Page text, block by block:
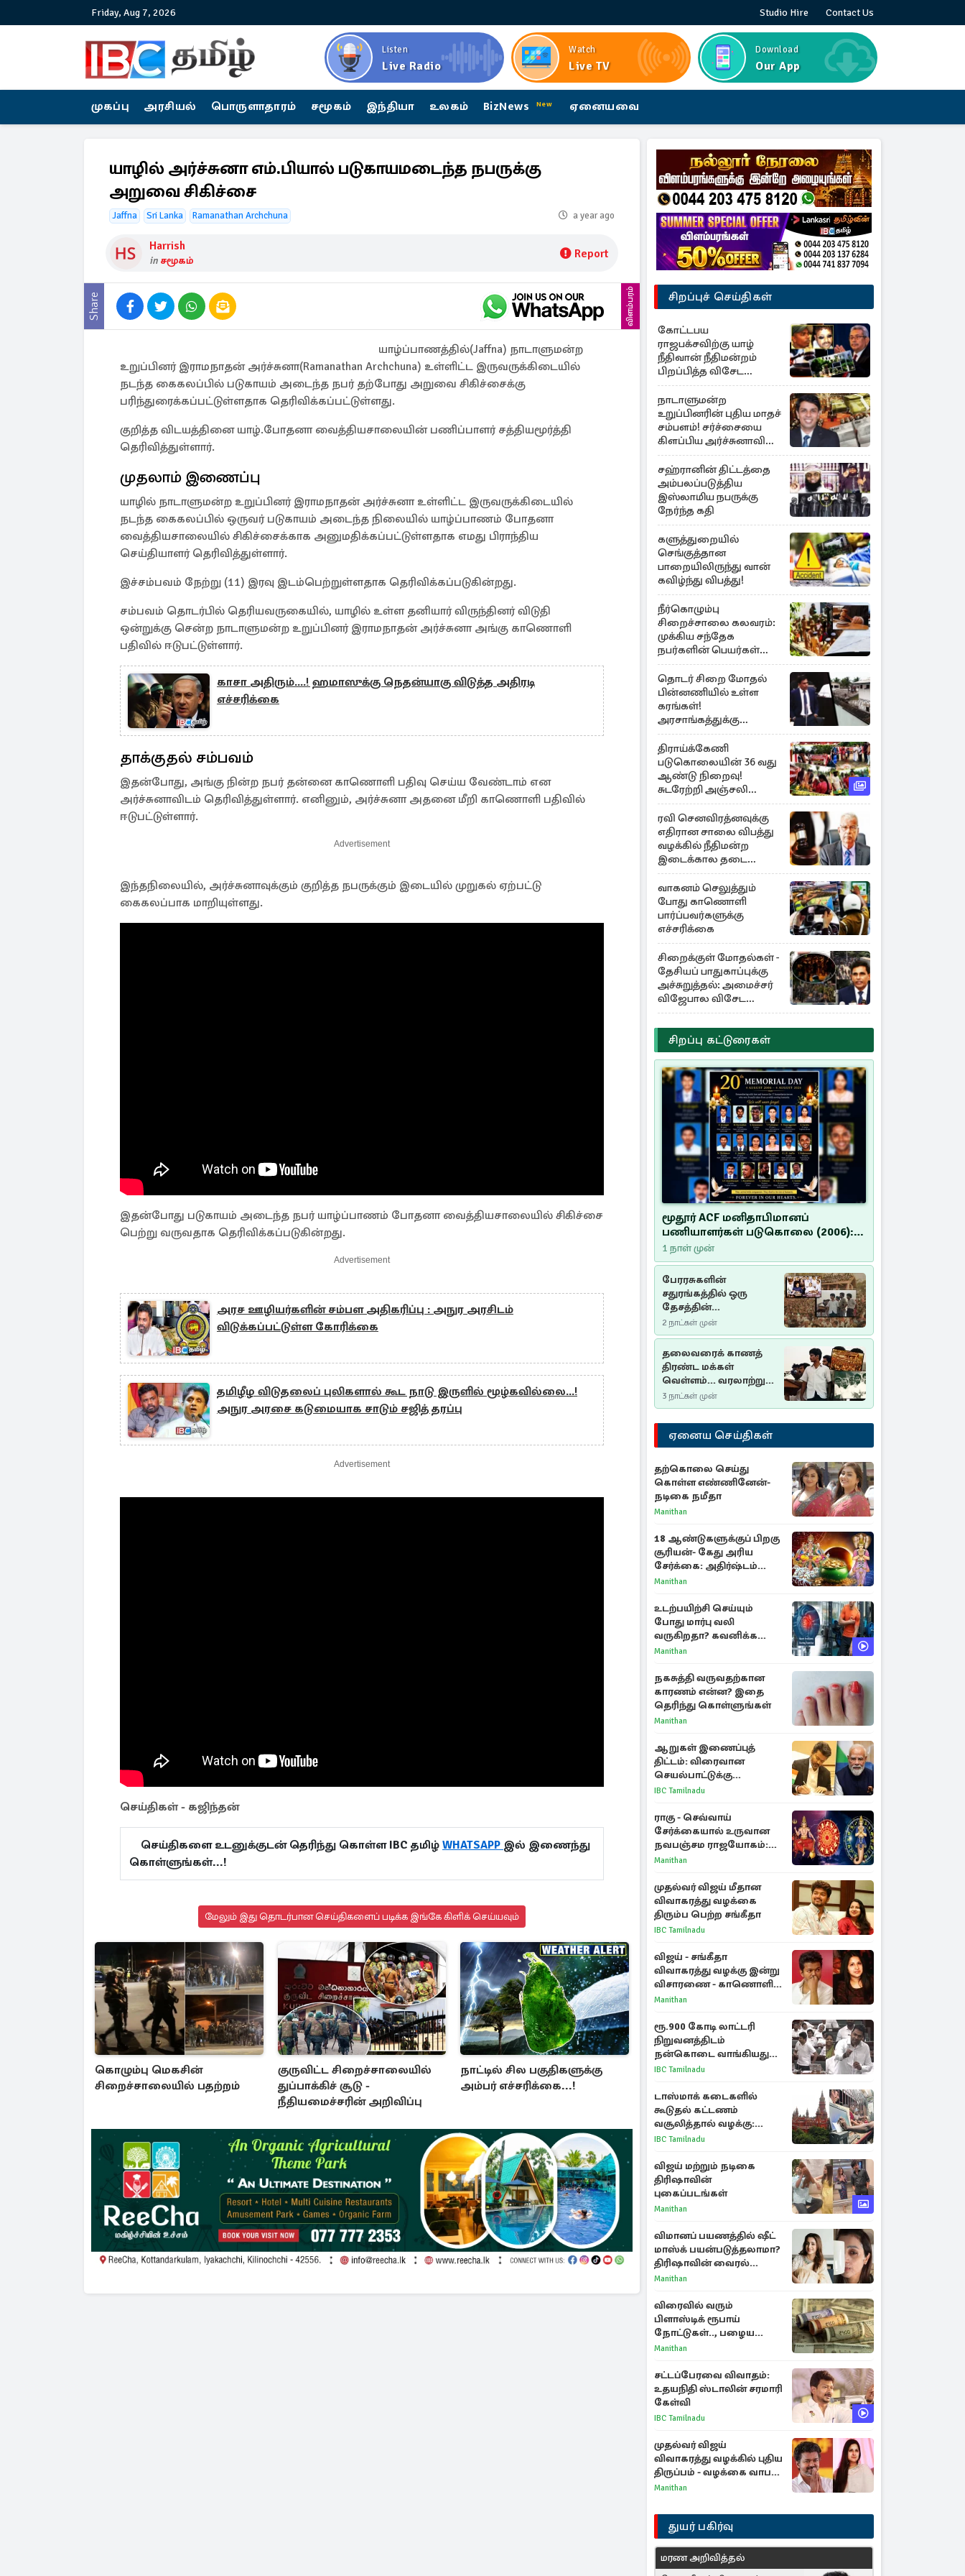
Friday, Aug 7, 2026 Studio Hire Contact Us
Listen
Live Radio
Watch
Live TV
Download
Our App
முகப்பு அரசியல் பொருளாதாரம் சமூகம் இந்தியா உலகம் BizNews New ஏனையவை
யாழில் அர்ச்சுனா எம்.பியால் படுகாயமடைந்த நபருக்கு
அறுவை சிகிச்சை
Jaffna Sri Lanka Ramanathan Archchuna a year ago
Harrish
in சமூகம் Report
Share விளம்பரம்
யாழ்ப்பாணத்தில்(Jaffna) நாடாளுமன்ற
உறுப்பினர் இராமநாதன் அர்ச்சுனா(Ramanathan Archchuna) உள்ளிட்ட இருவருக்கிடையில்
நடந்த கைகலப்பில் படுகாயம் அடைந்த நபர் தற்போது அறுவை சிகிச்சைக்கு
பரிந்துரைக்கப்பட்டுள்ளதாக தெரிவிக்கப்பட்டுள்ளது.
குறித்த விடயத்தினை யாழ்.போதனா வைத்தியசாலையின் பணிப்பாளர் சத்தியமூர்த்தி
தெரிவித்துள்ளார்.
முதலாம் இணைப்பு
யாழில் நாடாளுமன்ற உறுப்பினர் இராமநாதன் அர்ச்சுனா உள்ளிட்ட இருவருக்கிடையில்
நடந்த கைகலப்பில் ஒருவர் படுகாயம் அடைந்த நிலையில் யாழ்ப்பாணம் போதனா
வைத்தியசாலையில் சிகிச்சைக்காக அனுமதிக்கப்பட்டுள்ளதாக எமது பிராந்திய
செய்தியாளர் தெரிவித்துள்ளார்.
இச்சம்பவம் நேற்று (11) இரவு இடம்பெற்றுள்ளதாக தெரிவிக்கப்படுகின்றது.
சம்பவம் தொடர்பில் தெரியவருகையில், யாழில் உள்ள தனியார் விருந்தினர் விடுதி
ஒன்றுக்கு சென்ற நாடாளுமன்ற உறுப்பினர் இராமநாதன் அர்ச்சுனா அங்கு காணொளி
பதிவில் ஈடுபட்டுள்ளார்.
காசா அதிரும்....! ஹமாஸுக்கு நெதன்யாகு விடுத்த அதிரடி
எச்சரிக்கை
தாக்குதல் சம்பவம்
இதன்போது, அங்கு நின்ற நபர் தன்னை காணொளி பதிவு செய்ய வேண்டாம் என
அர்ச்சுனாவிடம் தெரிவித்துள்ளார். எனினும், அர்ச்சுனா அதனை மீறி காணொளி பதிவில்
ஈடுபட்டுள்ளார்.
Advertisement
இந்தநிலையில், அர்ச்சுனாவுக்கும் குறித்த நபருக்கும் இடையில் முறுகல் ஏற்பட்டு
கைகலப்பாக மாறியுள்ளது.
இதன்போது படுகாயம் அடைந்த நபர் யாழ்ப்பாணம் போதனா வைத்தியசாலையில் சிகிச்சை
பெற்று வருவதாக தெரிவிக்கப்படுகின்றது.
Advertisement
அரச ஊழியர்களின் சம்பள அதிகரிப்பு : அநுர அரசிடம்
விடுக்கப்பட்டுள்ள கோரிக்கை
தமிழீழ விடுதலைப் புலிகளால் கூட நாடு இருளில் மூழ்கவில்லை...!
அநுர அரசை கடுமையாக சாடும் சஜித் தரப்பு
Advertisement
செய்திகள் - கஜிந்தன்
செய்திகளை உடனுக்குடன் தெரிந்து கொள்ள IBC தமிழ் WHATSAPP இல் இணைந்து
கொள்ளுங்கள்...!
மேலும் இது தொடர்பான செய்திகளைப் படிக்க இங்கே கிளிக் செய்யவும்
கொழும்பு மெகசின்
சிறைச்சாலையில் பதற்றம்
குருவிட்ட சிறைச்சாலையில்
துப்பாக்கிச் சூடு -
நீதியமைச்சரின் அறிவிப்பு
நாட்டில் சில பகுதிகளுக்கு
அம்பர் எச்சரிக்கை...!
சிறப்புச் செய்திகள்
கோட்டபய
ராஜபக்சவிற்கு யாழ்
நீதிவான் நீதிமன்றம்
பிறப்பித்த விசேட
உத்தரவு!
நாடாளுமன்ற
உறுப்பினரின் புதிய மாதச்
சம்பளம்! சர்ச்சையை
கிளப்பிய அர்ச்சுனாவின்
அறிக்கை
சஹ்ரானின் திட்டத்தை
அம்பலப்படுத்திய
இஸ்லாமிய நபருக்கு
நேர்ந்த கதி
களுத்துறையில்
செங்குத்தான
பாறையிலிருந்து வான்
கவிழ்ந்து விபத்து!
நீர்கொழும்பு
சிறைச்சாலை கலவரம்:
முக்கிய சந்தேக
நபர்களின் பெயர்கள்
நீதிமன்றில் சமர்ப்பிப்பு!
தொடர் சிறை மோதல்
பின்னணியில் உள்ள
கரங்கள்!
அரசாங்கத்துக்கு
கிடைத்த புலனாய்வு
தகவல்
திராய்க்கேணி
படுகொலையின் 36 வது
ஆண்டு நிறைவு!
சுடரேற்றி அஞ்சலி
செலுத்திய மக்கள்
ரவி செனவிரத்னவுக்கு
எதிரான சாலை விபத்து
வழக்கில் நீதிமன்ற
இடைக்கால தடை
உத்தரவு!
வாகனம் செலுத்தும்
போது காணொளி
பார்ப்பவர்களுக்கு
எச்சரிக்கை
சிறைக்குள் மோதல்கள் -
தேசியப் பாதுகாப்புக்கு
அச்சுறுத்தல்: அமைச்சர்
விஜேபால விசேட
அறிவிப்பு
சிறப்பு கட்டுரைகள்
மூதூர் ACF மனிதாபிமானப்
பணியாளர்கள் படுகொலை (2006):
20 ஆண்டுகளாகியும் நீதி
மறுக்கப்பட்ட மனிதாபிமானப்
பேரவலம்
1 நாள் முன்
பேரரசுகளின்
சதுரங்கத்தில் ஒரு
தேசத்தின்
தீர்க்கதரிசனம் :
சுதுமலை பிரகடனம்
ஒரு வரலாற்றுப் பாடம்
2 நாட்கள் முன்
தலைவரைக் காணத்
திரண்ட மக்கள்
வெள்ளம்... வரலாற்றுச்
சிறப்புமிக்க சுதுமலைப்
பிரகடனம்…
3 நாட்கள் முன்
ஏனைய செய்திகள்
தற்கொலை செய்து
கொள்ள எண்ணினேன்-
நடிகை நமீதா
Manithan
18 ஆண்டுகளுக்குப் பிறகு
சூரியன்- கேது அரிய
சேர்க்கை: அதிர்ஷ்டம்
பெறும் 3 ராசிகள்!
Manithan
உடற்பயிற்சி செய்யும்
போது மார்பு வலி
வருகிறதா? கவனிக்க
வேண்டிய எச்சரிக்கை
Manithan
நகசுத்தி வருவதற்கான
காரணம் என்ன? இதை
தெரிந்து கொள்ளுங்கள்
Manithan
ஆறுகள் இணைப்புத்
திட்டம்: விரைவான
செயல்பாட்டுக்கு
பிரதமருக்கு முதலமைச்சர்
IBC Tamilnadu
ராகு - செவ்வாய்
சேர்க்கையால் உருவான
நவபஞ்சம ராஜயோகம்:
அதிர்ஷ்டம் பெறும் 3
Manithan
முதல்வர் விஜய் மீதான
விவாகரத்து வழக்கை
திரும்ப பெற்ற சங்கீதா
IBC Tamilnadu
விஜய் - சங்கீதா
விவாகரத்து வழக்கு இன்று
விசாரணை - காணொளி
மூலம் ஆஜராக வாய்ப்பு
Manithan
ரூ.900 கோடி லாட்டரி
நிறுவனத்திடம்
நன்கொடை வாங்கியது
ஏன்? உதயநிதி - ஆதவ்
IBC Tamilnadu
டாஸ்மாக் கடைகளில்
கூடுதல் கட்டணம்
வசூலித்தால் வழக்கு:
சென்னை உயர்நீதிமன்றம்
IBC Tamilnadu
விஜய் மற்றும் நடிகை
திரிஷாவின்
புகைப்படங்கள்
Manithan
விமானப் பயணத்தில் ஷீட்
மாஸ்க் பயன்படுத்தலாமா?
திரிஷாவின் வைரல்
செல்ஃபிக்கு மருத்துவர்
Manithan
விரைவில் வரும்
பிளாஸ்டிக் ரூபாய்
நோட்டுகள்.., பழைய
காகித நோட்டுகள்
Manithan
சட்டப்பேரவை விவாதம்:
உதயநிதி ஸ்டாலின் சரமாரி
கேள்வி
IBC Tamilnadu
முதல்வர் விஜய்
விவாகரத்து வழக்கில் புதிய
திருப்பம் - வழக்கை வாபஸ்
பெற்ற சங்கீதா!
Manithan
துயர் பகிர்வு
மரண அறிவித்தல்